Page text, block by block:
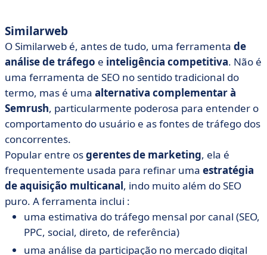
Similarweb
O Similarweb é, antes de tudo, uma ferramenta de
análise de tráfego e inteligência competitiva. Não é
uma ferramenta de SEO no sentido tradicional do
termo, mas é uma alternativa complementar à
Semrush, particularmente poderosa para entender o
comportamento do usuário e as fontes de tráfego dos
concorrentes.
Popular entre osgerentes de marketing, ela é
frequentemente usada para refinar uma estratégia
de aquisição multicanal, indo muito além do SEO
puro. A ferramenta inclui :
uma estimativa do tráfego mensal por canal (SEO,
PPC, social, direto, de referência)
uma análise da participação no mercado digital